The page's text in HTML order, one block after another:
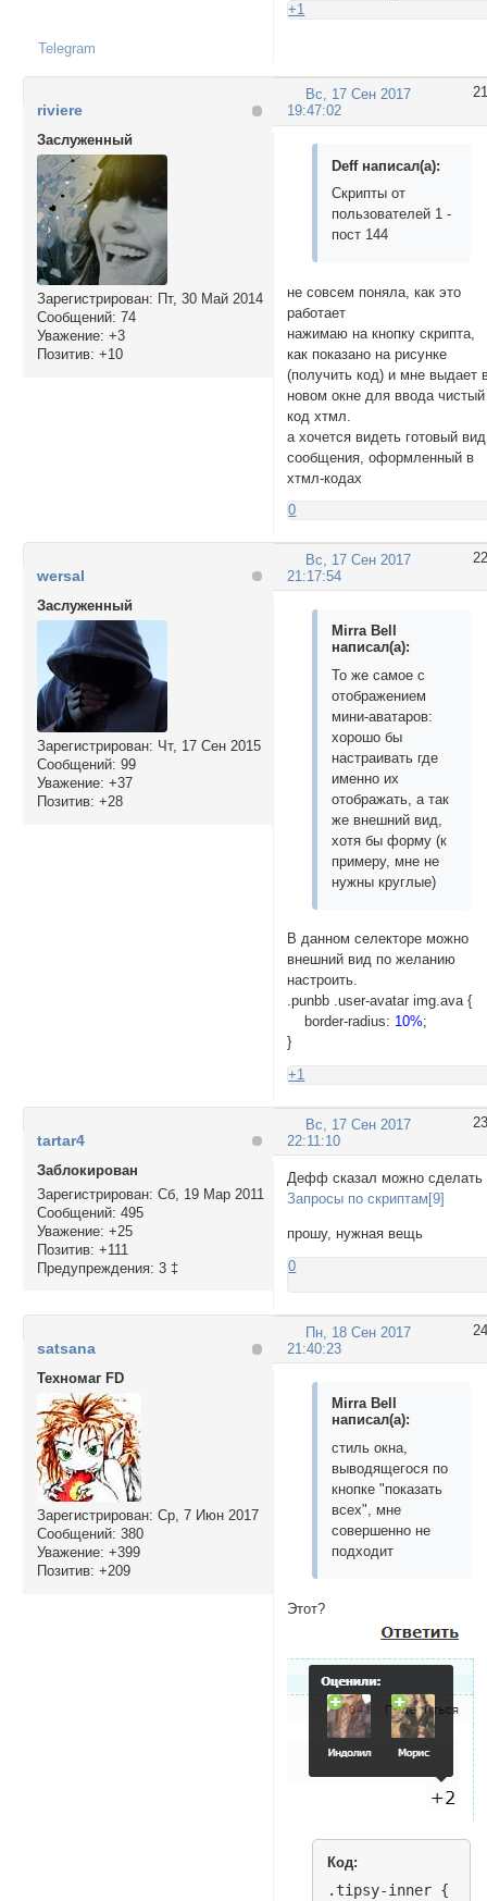
+1
Telegram
21
Вс, 17 Сен 2017
19:47:02
riviere
Заслуженный
Зарегистрирован: Пт, 30 Май 2014
Сообщений: 74
Уважение: +3
Позитив: +10
Deff написал(а):
Скрипты от
пользователей 1 -
пост 144
не совсем поняла, как это
работает
нажимаю на кнопку скрипта,
как показано на рисунке
(получить код) и мне выдает
новом окне для ввода чистый
код хтмл.
а хочется видеть готовый вид
сообщения, оформленный в
хтмл-кодах
0
22
Вс, 17 Сен 2017
21:17:54
wersal
Заслуженный
Зарегистрирован: Чт, 17 Сен 2015
Сообщений: 99
Уважение: +37
Позитив: +28
Mirra Bell
написал(а):
То же самое с
отображением
мини-аватаров:
хорошо бы
настраивать где
именно их
отображать, а так
же внешний вид,
хотя бы форму (к
примеру, мне не
нужны круглые)
В данном селекторе можно
внешний вид по желанию
настроить.
.punbb .user-avatar img.ava {
border-radius: 10%;
}
+1
23
Вс, 17 Сен 2017
22:11:10
tartar4
Заблокирован
Зарегистрирован: Сб, 19 Мар 2011
Сообщений: 495
Уважение: +25
Позитив: +111
Предупреждения: 3 ‡
Дефф сказал можно сделать
Запросы по скриптам[9]
прошу, нужная вещь
0
24
Пн, 18 Сен 2017
21:40:23
satsana
Техномаг FD
Зарегистрирован: Ср, 7 Июн 2017
Сообщений: 380
Уважение: +399
Позитив: +209
Mirra Bell
написал(а):
стиль окна,
выводящегося по
кнопке "показать
всех", мне
совершенно не
подходит
Этот?
Код:
.tipsy-inner {